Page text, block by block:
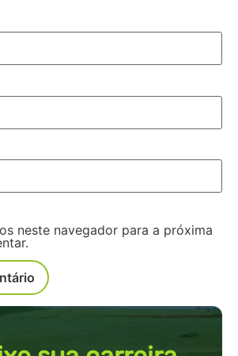
neste navegador para a próxima